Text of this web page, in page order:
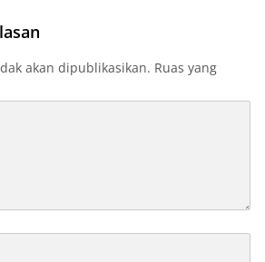
akan dipublikasikan. Ruas yang